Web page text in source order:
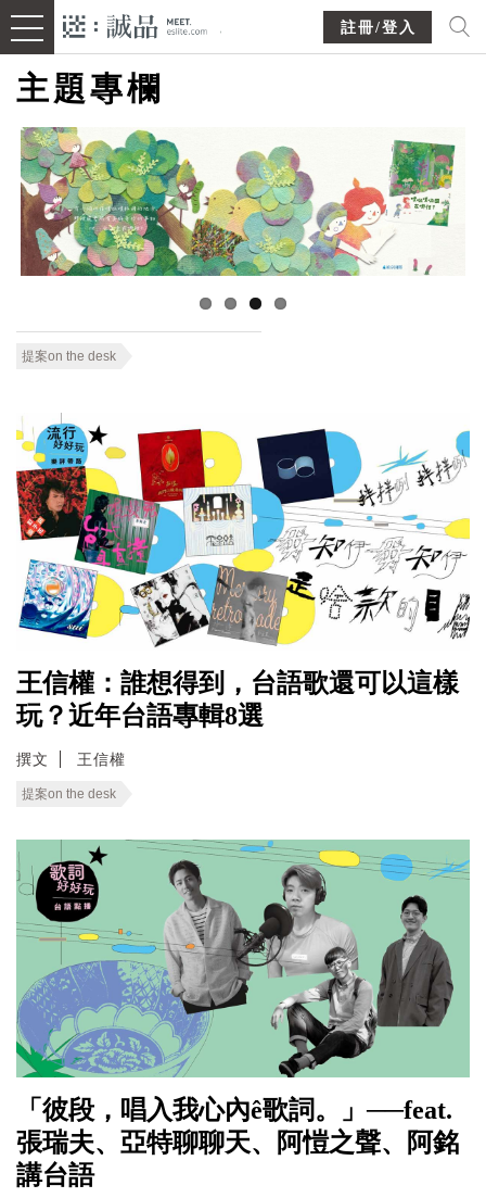
註冊/登入
主題專欄
提案on the desk
王信權：誰想得到，台語歌還可以這樣
玩？近年台語專輯8選
撰文 王信權
提案on the desk
「彼段，唱入我心內ê歌詞。」──feat.
張瑞夫、亞特聊聊天、阿愷之聲、阿銘
講台語